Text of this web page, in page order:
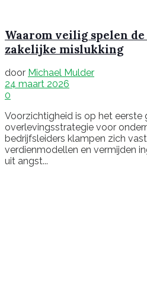
Waarom veilig spelen
zakelijke mislukking
door Michael Mulder
24 maart 2026
0
Voorzichtigheid is op het
overlevingsstrategie voor
bedrijfsleiders klampen zich
verdienmodellen en vermijden
uit angst...